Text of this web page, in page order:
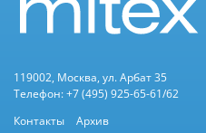
119002, Москва, ул. Арбат 35
Телефон: +7 (495) 925-65-61/62
Контакты
Архив